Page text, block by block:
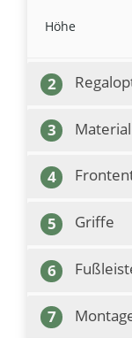
Höhe
2
3
4
5 Griffe
6
7